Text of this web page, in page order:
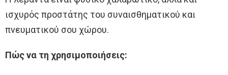
ισχυρός προστάτης του συναισθηματικού και
πνευματικού σου χώρου.
Πώς να τη χρησιμοποιήσεις: